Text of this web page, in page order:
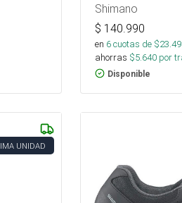
Shimano
$ 140.990
en 6cuotas de $
ahorras $5.640 por
Disponible
UNIDAD